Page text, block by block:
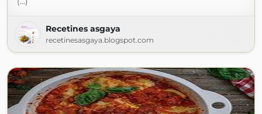
Recetines asgaya
recetinesasgaya.blogspot.com